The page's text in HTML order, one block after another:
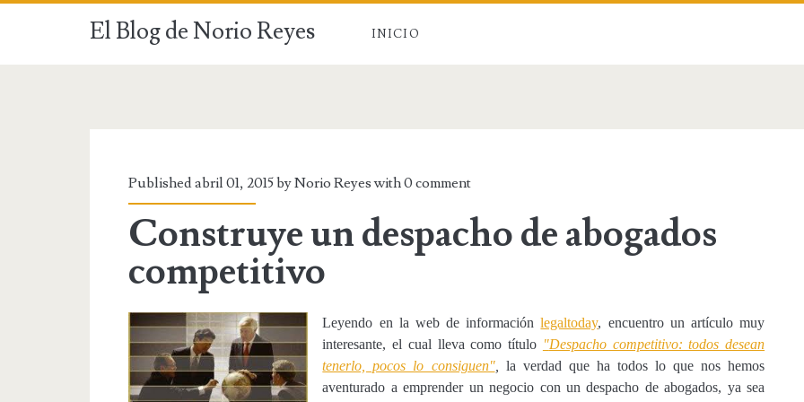
El Blog de Norio Reyes INICIO
Published abril 01, 2015 by Norio Reyes with0 comment
Construye un despacho de abogados
competitivo
Leyendo en la web de informaciónlegaltoday, encuentro un artículo muy
interesante, el cual lleva como título "Despacho competitivo: todos desean
tenerlo, pocos lo consiguen", la verdad que ha todos lo que nos hemos
aventurado a emprender un negocio con un despacho de abogados, ya sea